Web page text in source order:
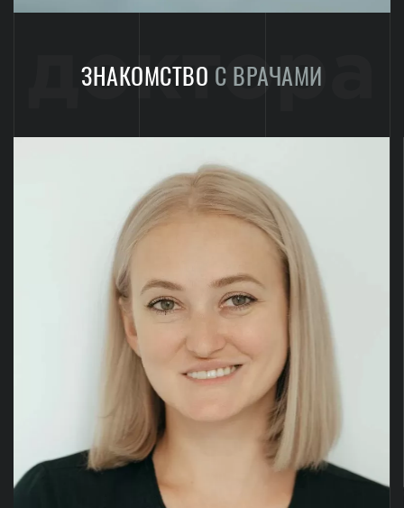
ЗНАКОМСТВО С ВРАЧАМИ
доктора